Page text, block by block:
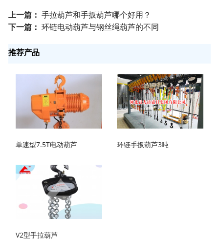
上一篇： 手拉葫芦和手扳葫芦哪个好用？
下一篇： 环链电动葫芦与钢丝绳葫芦的不同
推荐产品
单速型7.5T电动葫芦 环链手扳葫芦3吨
V2型手拉葫芦